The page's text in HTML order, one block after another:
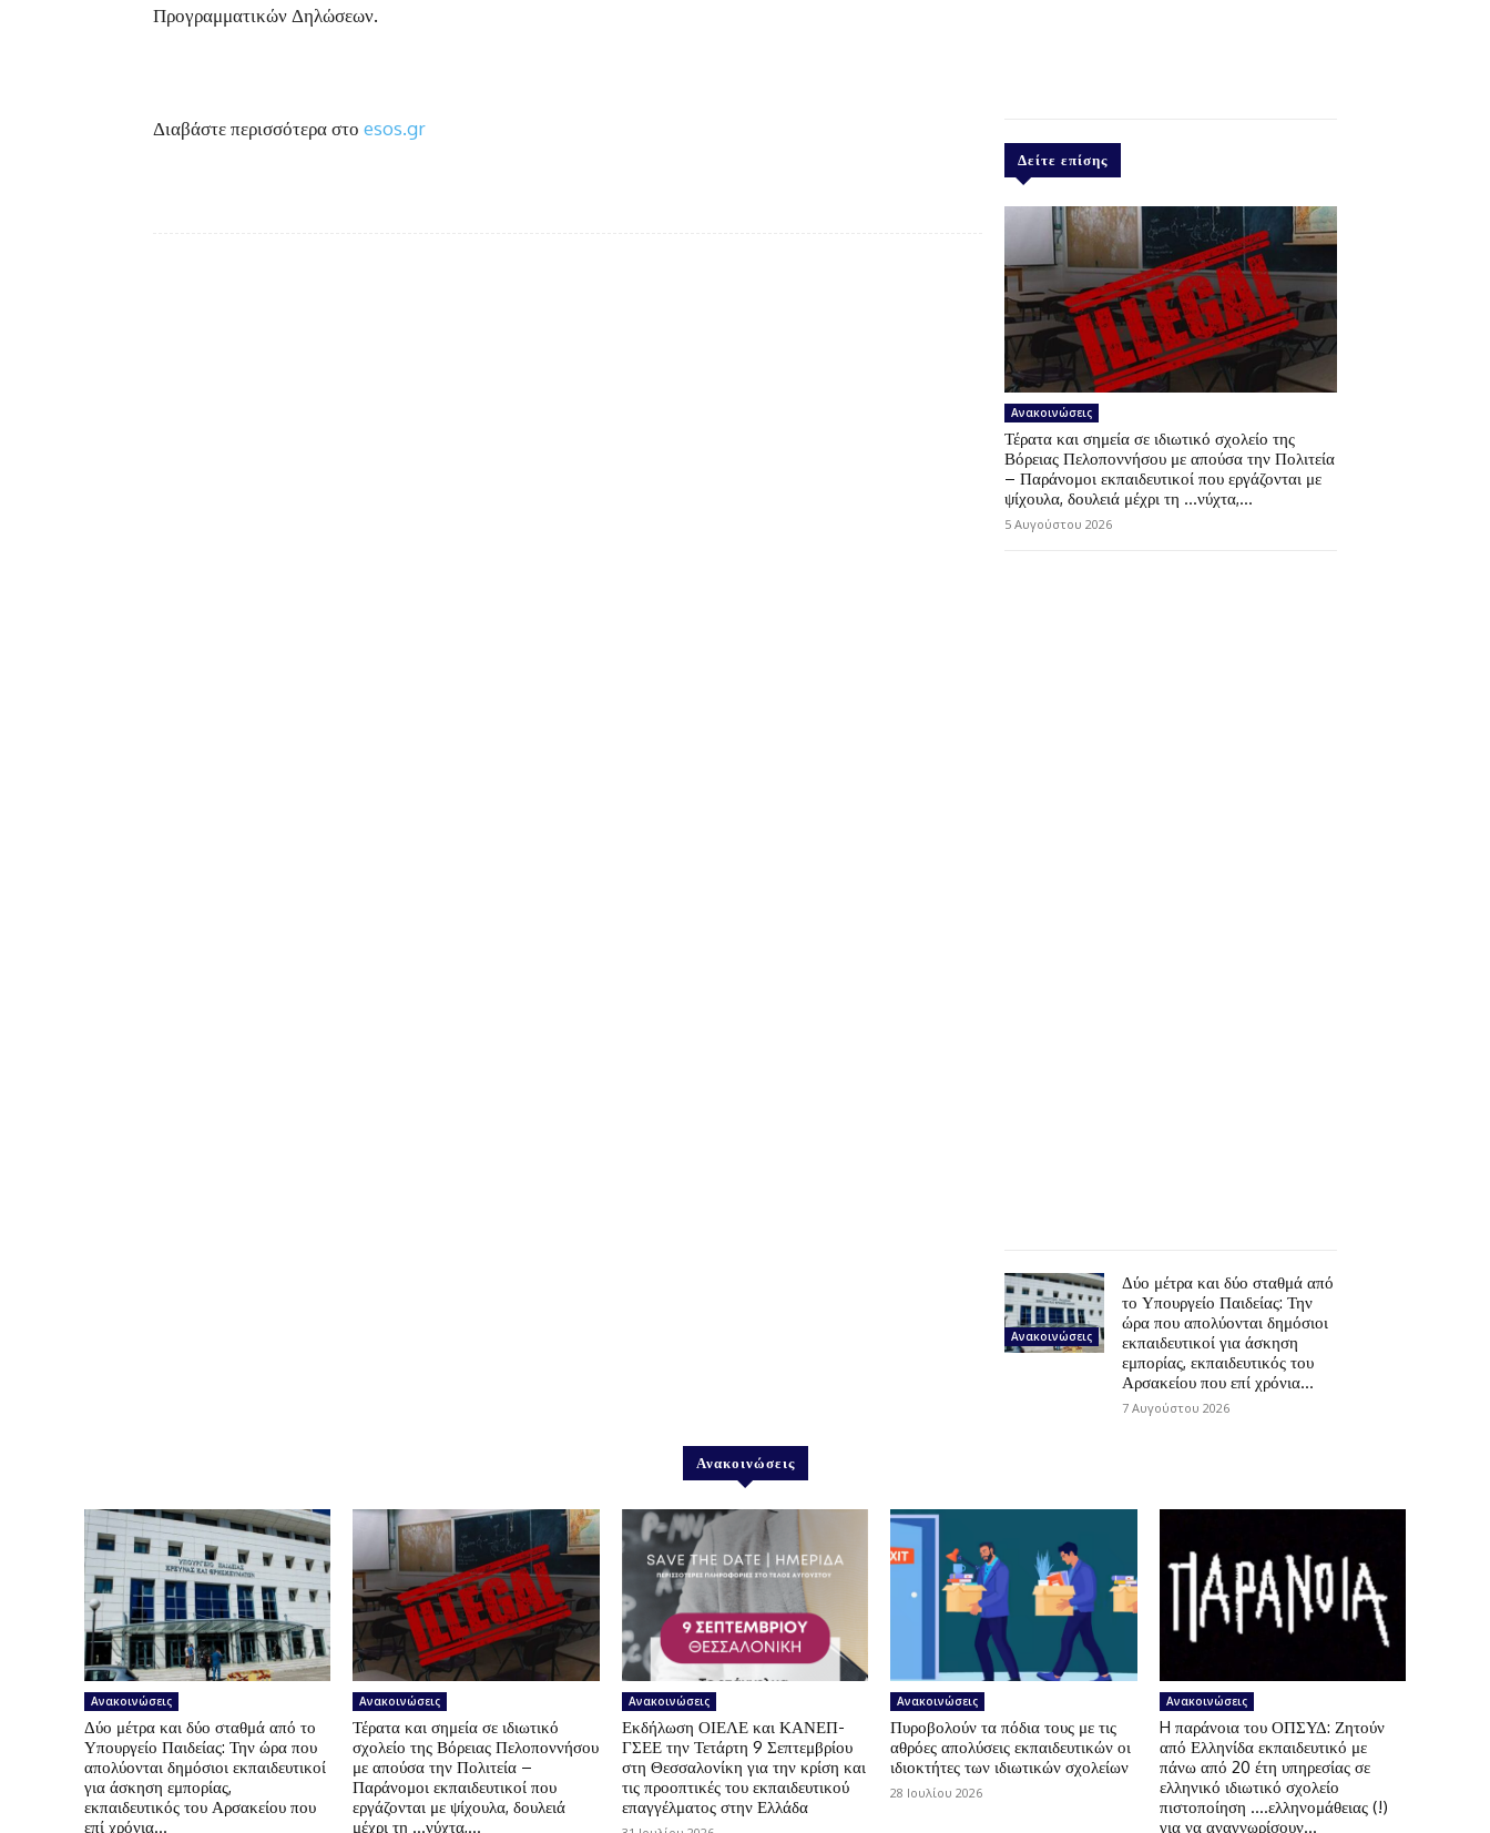
Προγραμματικών Δηλώσεων.
Διαβάστε περισσότερα στο esos.gr
Δείτε επίσης
Ανακοινώσεις
Τέρατα και σημεία σε ιδιωτικό σχολείο της
Βόρειας Πελοποννήσου με απούσα την Πολιτεία
– Παράνομοι εκπαιδευτικοί που εργάζονται με
ψίχουλα, δουλειά μέχρι τη …νύχτα,...
5 Αυγούστου 2026
Ανακοινώσεις
Δύο μέτρα και δύο σταθμά από
το Υπουργείο Παιδείας: Την
ώρα που απολύονται δημόσιοι
εκπαιδευτικοί για άσκηση
εμπορίας, εκπαιδευτικός του
Αρσακείου που επί χρόνια...
7 Αυγούστου 2026
Ανακοινώσεις
Ανακοινώσεις
Δύο μέτρα και δύο σταθμά από το
Υπουργείο Παιδείας: Την ώρα που
απολύονται δημόσιοι εκπαιδευτικοί
για άσκηση εμπορίας,
εκπαιδευτικός του Αρσακείου που
επί χρόνια...
Ανακοινώσεις
Τέρατα και σημεία σε ιδιωτικό
σχολείο της Βόρειας Πελοποννήσου
με απούσα την Πολιτεία –
Παράνομοι εκπαιδευτικοί που
εργάζονται με ψίχουλα, δουλειά
μέχρι τη …νύχτα,...
Ανακοινώσεις
Εκδήλωση ΟΙΕΛΕ και ΚΑΝΕΠ-
ΓΣΕΕ την Τετάρτη 9 Σεπτεμβρίου
στη Θεσσαλονίκη για την κρίση και
τις προοπτικές του εκπαιδευτικού
επαγγέλματος στην Ελλάδα
Ανακοινώσεις
Πυροβολούν τα πόδια τους με τις
αθρόες απολύσεις εκπαιδευτικών οι
ιδιοκτήτες των ιδιωτικών σχολείων
28 Ιουλίου 2026
Ανακοινώσεις
H παράνοια του ΟΠΣΥΔ: Ζητούν
από Ελληνίδα εκπαιδευτικό με
πάνω από 20 έτη υπηρεσίας σε
ελληνικό ιδιωτικό σχολείο
πιστοποίηση ….ελληνομάθειας (!)
για να αναγνωρίσουν...